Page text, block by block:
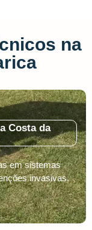
na
Costa da
em sistemas
invasivas.